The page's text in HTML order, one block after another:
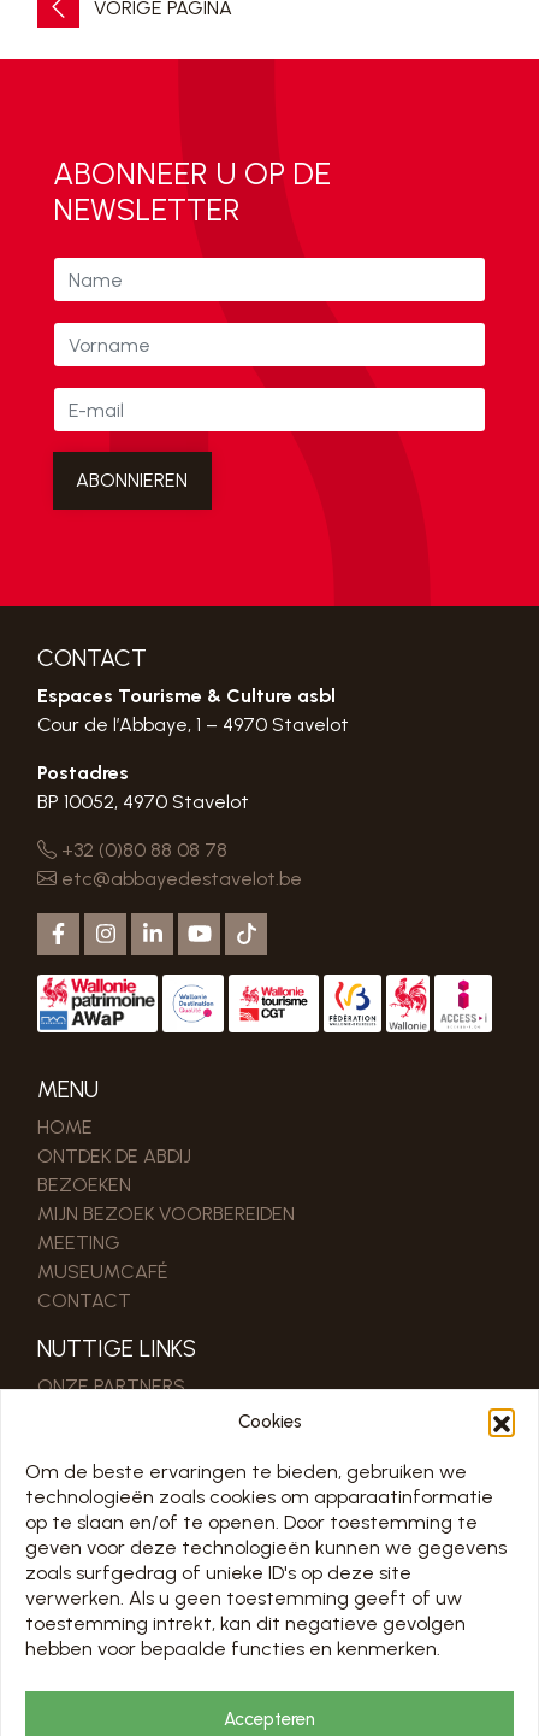
Cookies
Om de beste ervaringen te bieden, gebruiken we
technologieën zoals cookies om apparaatinformatie
op te slaan en/of te openen. Door toestemming te
geven voor deze technologieën kunnen we gegevens
zoals surfgedrag of unieke ID's op deze site
verwerken. Als u geen toestemming geeft of uw
toestemming intrekt, kan dit negatieve gevolgen
hebben voor bepaalde functies en kenmerken.
Accepteren
VORIGE PAGINA
ABONNEER U OP DE
NEWSLETTER
CONTACT
Espaces Tourisme & Culture asbl
Cour de l’Abbaye, 1 – 4970 Stavelot
Postadres
BP 10052, 4970 Stavelot
+32 (0)80 88 08 78
etc@abbayedestavelot.be
MENU
HOME
ONTDEK DE ABDIJ
BEZOEKEN
MIJN BEZOEK VOORBEREIDEN
MEETING
MUSEUMCAFÉ
CONTACT
NUTTIGE LINKS
ONZE PARTNERS
SCHEMA
TOUS LES JOURS 7/7 DE 10H À 18H
SLUIT OM 16:00 OP 31/12
Openingsdagen op de kalender hieronder
Chargement en cours…